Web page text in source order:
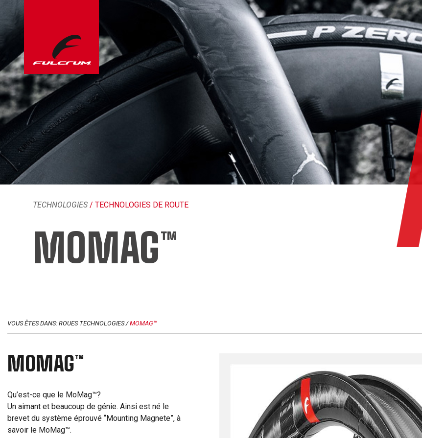
TECHNOLOGIES / TECHNOLOGIES DE ROUTE
MOMAG™
VOUS ÊTES DANS: ROUES TECHNOLOGIES/MOMAG™
MOMAG™
Qu’est-ce que le MoMag™?
Un aimant et beaucoup de génie. Ainsi est né le
brevet du système éprouvé “Mounting Magnete”, à
savoir le MoMag™.